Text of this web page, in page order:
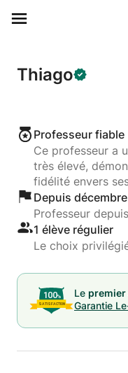
Thiago
Professeur fiable
Ce professeur a
très élevé,
fidélité envers
Depuis
Professeur
1 élève régulier
Le choix
Le
Garantie